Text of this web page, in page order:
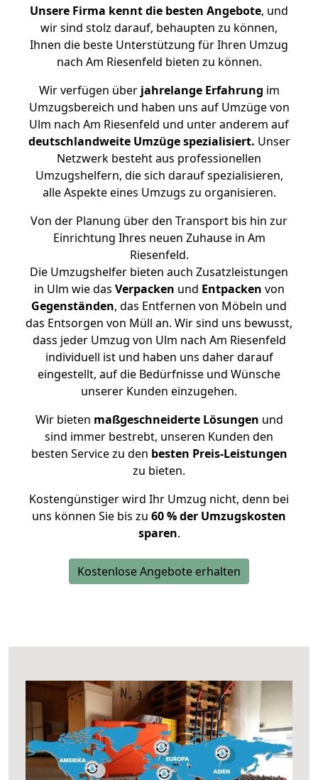
Unsere Firma kennt die besten Angebote, und
wir sind stolz darauf, behaupten zu können,
Ihnen die beste Unterstützung für Ihren Umzug
nach Am Riesenfeld bieten zu können.
Wir verfügen überjahrelange Erfahrung im
Umzugsbereich und haben uns auf Umzüge von
Ulm nach Am Riesenfeld und unter anderem auf
deutschlandweite Umzüge spezialisiert. Unser
Netzwerk besteht aus professionellen
Umzugshelfern, die sich darauf spezialisieren,
alle Aspekte eines Umzugs zu organisieren.
Von der Planung über den Transport bis hin zur
Einrichtung Ihres neuen Zuhause in Am
Riesenfeld.
Die Umzugshelfer bieten auch Zusatzleistungen
in Ulm wie das Verpacken und Entpacken von
Gegenständen, das Entfernen von Möbeln und
das Entsorgen von Müll an. Wir sind uns bewusst,
dass jeder Umzug von Ulm nach Am Riesenfeld
individuell ist und haben uns daher darauf
eingestellt, auf die Bedürfnisse und Wünsche
unserer Kunden einzugehen.
Wir bieten maßgeschneiderte Lösungen und
sind immer bestrebt, unseren Kunden den
besten Service zu den besten Preis-Leistungen
zu bieten.
Kostengünstiger wird Ihr Umzug nicht, denn bei
uns können Sie bis zu 60 % der Umzugskosten
sparen.
Kostenlose Angebote erhalten